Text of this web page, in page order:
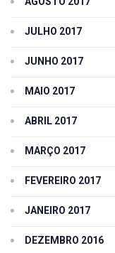
JULHO 2017
JUNHO 2017
MAIO 2017
ABRIL 2017
MARÇO 2017
FEVEREIRO 2017
JANEIRO 2017
DEZEMBRO 2016